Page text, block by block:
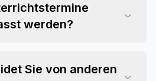
werden?
Sie von anderen